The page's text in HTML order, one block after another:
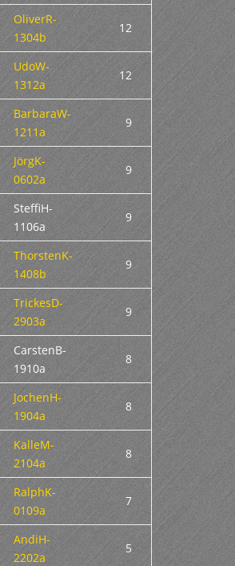
OliverR-
1304b
12
UdoW-
1312a
12
BarbaraW-
1211a
9
JörgK-
0602a
9
SteffiH-
1106a
9
ThorstenK-
1408b
9
TrickesD-
2903a
9
CarstenB-
1910a
8
JochenH-
1904a
8
KalleM-
2104a
8
RalphK-
0109a
7
AndiH-
2202a
5